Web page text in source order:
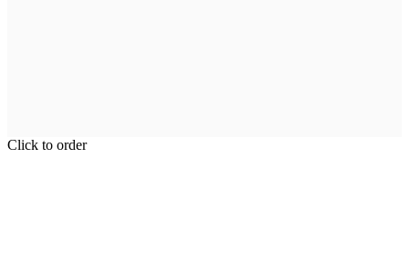
Click to order